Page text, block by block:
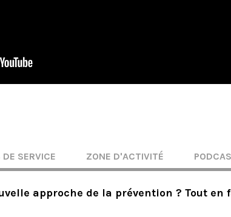
DE SERVICE ZONE D'ACTIVITÉ
approche de la prévention ? Tout